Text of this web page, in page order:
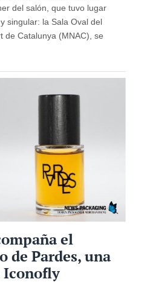
del salón, que tuvo lugar
singular: la Sala Oval del
de Catalunya (MNAC), se
el
de Pardes, una
Iconofly